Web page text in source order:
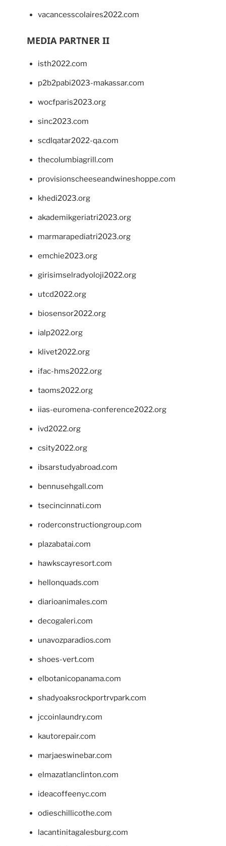
vacancesscolaires2022.com
MEDIA PARTNER II
isth2022.com
p2b2pabi2023-makassar.com
wocfparis2023.org
sinc2023.com
scdlqatar2022-qa.com
thecolumbiagrill.com
provisionscheeseandwineshoppe.com
khedi2023.org
akademikgeriatri2023.org
marmarapediatri2023.org
emchie2023.org
girisimselradyoloji2022.org
utcd2022.org
biosensor2022.org
ialp2022.org
klivet2022.org
ifac-hms2022.org
taoms2022.org
iias-euromena-conference2022.org
ivd2022.org
csity2022.org
ibsarstudyabroad.com
bennusehgall.com
tsecincinnati.com
roderconstructiongroup.com
plazabatai.com
hawkscayresort.com
hellonquads.com
diarioanimales.com
decogaleri.com
unavozparadios.com
shoes-vert.com
elbotanicopanama.com
shadyoaksrockportrvpark.com
jccoinlaundry.com
kautorepair.com
marjaeswinebar.com
elmazatlanclinton.com
ideacoffeenyc.com
odieschillicothe.com
lacantinitagalesburg.com